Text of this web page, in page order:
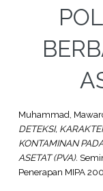
Muhammad,
DETEKSI,
KONTAMINAN
ASETAT (PVA).
Penerapan MIPA